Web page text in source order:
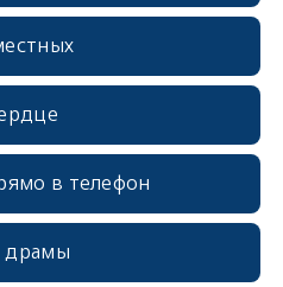
в телефон
драмы